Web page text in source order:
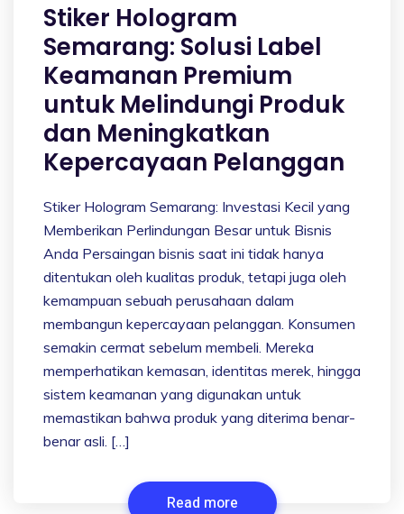
Stiker Hologram
Semarang: Solusi Label
Keamanan Premium
untuk Melindungi Produk
dan Meningkatkan
Kepercayaan Pelanggan
Stiker Hologram Semarang: Investasi Kecil yang
Memberikan Perlindungan Besar untuk Bisnis
Anda Persaingan bisnis saat ini tidak hanya
ditentukan oleh kualitas produk, tetapi juga oleh
kemampuan sebuah perusahaan dalam
membangun kepercayaan pelanggan. Konsumen
semakin cermat sebelum membeli. Mereka
memperhatikan kemasan, identitas merek, hingga
sistem keamanan yang digunakan untuk
memastikan bahwa produk yang diterima benar-
benar asli. […]
Read more